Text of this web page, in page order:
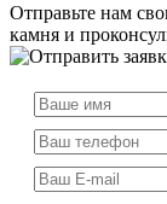
Отправьте нам
камня и